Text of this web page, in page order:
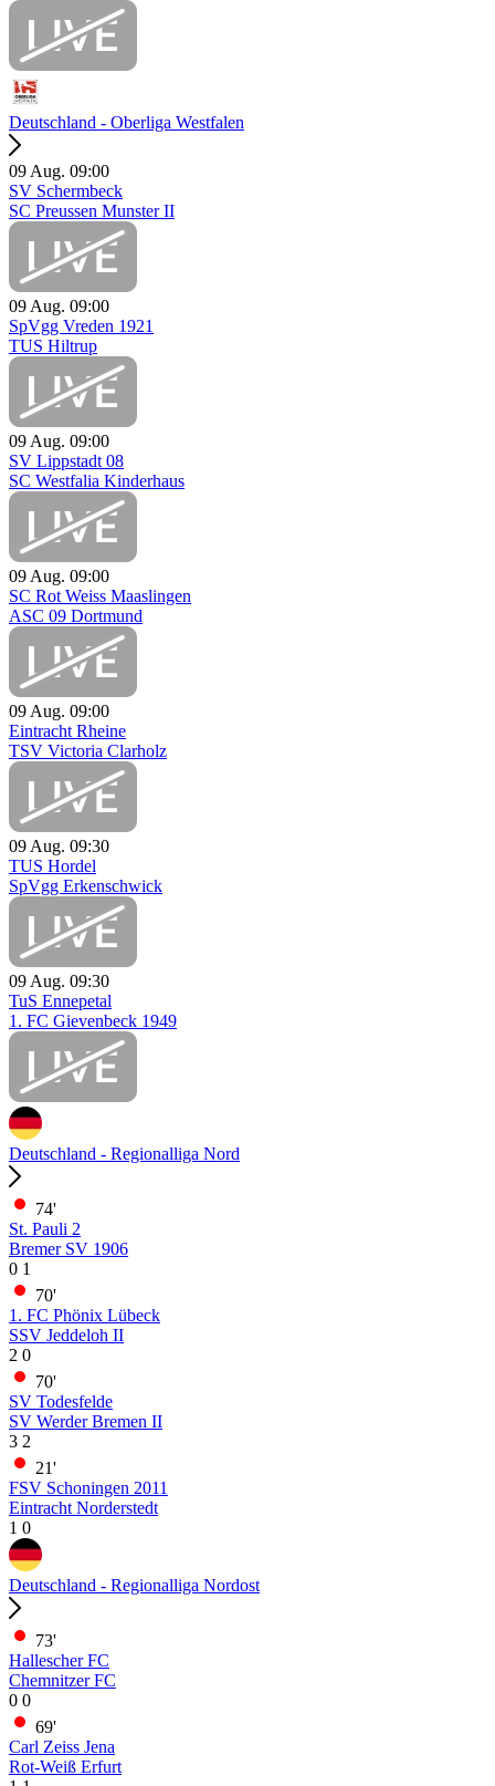
Deutschland - Oberliga Westfalen
09 Aug. 09:00
SV Schermbeck
SC Preussen Munster II
09 Aug. 09:00
SpVgg Vreden 1921
TUS Hiltrup
09 Aug. 09:00
SV Lippstadt 08
SC Westfalia Kinderhaus
09 Aug. 09:00
SC Rot Weiss Maaslingen
ASC 09 Dortmund
09 Aug. 09:00
Eintracht Rheine
TSV Victoria Clarholz
09 Aug. 09:30
TUS Hordel
SpVgg Erkenschwick
09 Aug. 09:30
TuS Ennepetal
1. FC Gievenbeck 1949
Deutschland - Regionalliga Nord
74'
St. Pauli 2
Bremer SV 1906
0 1
70'
1. FC Phönix Lübeck
SSV Jeddeloh II
2 0
70'
SV Todesfelde
SV Werder Bremen II
3 2
21'
FSV Schoningen 2011
Eintracht Norderstedt
1 0
Deutschland - Regionalliga Nordost
73'
Hallescher FC
Chemnitzer FC
0 0
69'
Carl Zeiss Jena
Rot-Weiß Erfurt